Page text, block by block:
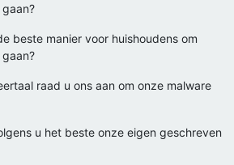
beste manier voor huishoudens om
raad u ons aan om onze malware
u het beste onze eigen geschreven